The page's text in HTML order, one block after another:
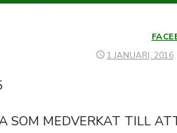
PUBLICERAT
1 JANUARI, 2016
SOM MEDVERKAT TILL